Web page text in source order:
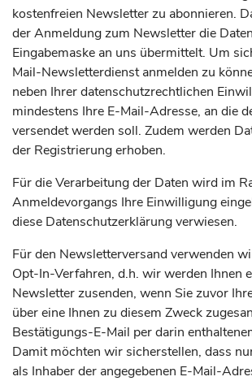
kostenfreien Newsletter zu abonnieren.
der Anmeldung zum Newsletter die
Eingabemaske an uns übermittelt. Um
Mail-Newsletterdienst anmelden zu
neben Ihrer datenschutzrechtlichen
mindestens Ihre E-Mail-Adresse, an die
versendet werden soll. Zudem werden
der Registrierung erhoben.
Für die Verarbeitung der Daten wird im
Anmeldevorgangs Ihre Einwilligung
diese Datenschutzerklärung verwiesen.
Für den Newsletterversand verwenden
Opt-In-Verfahren, d.h. wir werden Ihnen
Newsletter zusenden, wenn Sie zuvor
über eine Ihnen zu diesem Zweck
Bestätigungs-E-Mail per darin
Damit möchten wir sicherstellen, dass
als Inhaber der angegebenen E-Mail-